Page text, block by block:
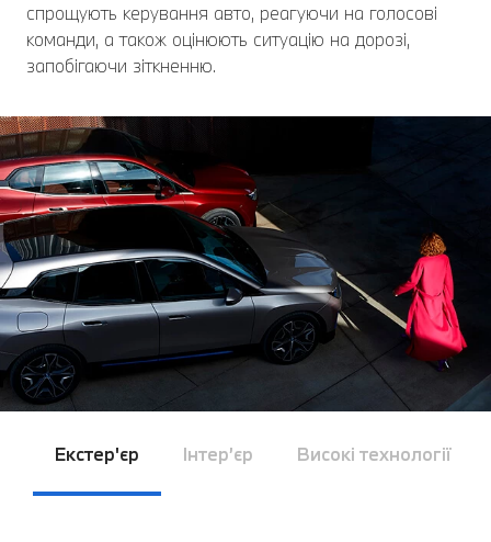
спрощують керування авто, реагуючи на голосові
команди, а також оцінюють ситуацію на дорозі,
запобігаючи зіткненню.
Екстер'єр Інтер’єр Високі технології